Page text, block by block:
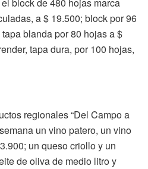
block de 480 hojas marca
a $ 19.500; block por 96
blanda por 80 hojas a $
tapa dura, por 100 hojas,
regionales “Del Campo a
un vino patero, un vino
un queso criollo y un
de oliva de medio litro y